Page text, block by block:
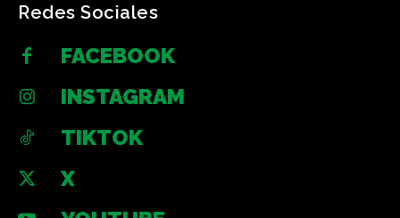
Redes Sociales
FACEBOOK
INSTAGRAM
TIKTOK
X